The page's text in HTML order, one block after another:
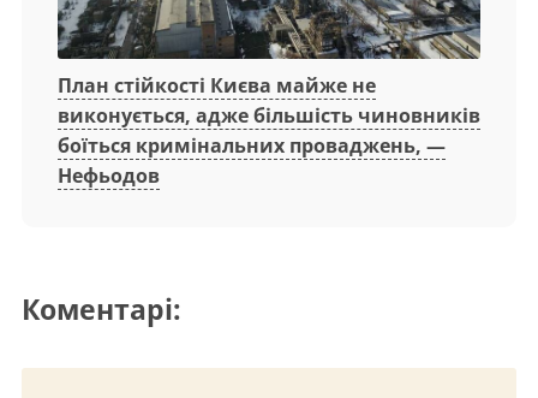
План стійкості Києва майже не
виконується, адже більшість чиновників
боїться кримінальних проваджень, —
Нефьодов
Коментарі: